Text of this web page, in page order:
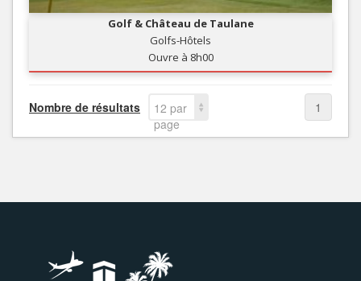
Golf & Château de Taulane
Golfs-Hôtels
Ouvre à 8h00
Nombre de résultats
12 par
page
1